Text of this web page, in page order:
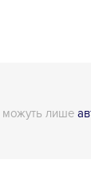
можуть лише